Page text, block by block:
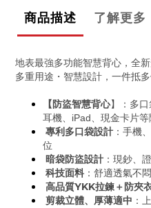
商品描述 了解更多
地表最強多功能智慧背心，全
多重用途・智慧設計，一件抵多
【防盜智慧背心】：多口
耳機、iPad、現金卡片等
專利多口袋設計 ：手機
位
暗袋防盜設計 ：現鈔、
科技面料 ：舒適透氣不
高品質YKK拉鍊＋防夾
剪裁立體、厚薄適中 ：